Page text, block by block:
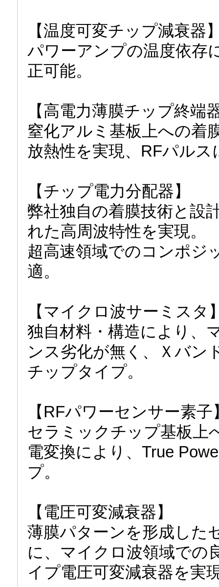
【温度可変チップ減衰器
パワーアンプの温度依存
正可能。
【高電力薄膜チップ終端
窒化アルミ基板上への着
放熱性を実現、RFパル
【チップ電力分配器】
弊社独自の着膜技術と設
れた高周波特性を実現。
超高速領域でのコンポジ
適。
【マイクロ波サーミスタ
独自材料・構造により、
ンス劣化が無く、Ｘバン
チップタイプ。
【RFパワーセンサー素子
セラミックチップ基板上
電変換により、True
プ。
【電圧可変減衰器】
薄膜パターンを形成した
に、マイクロ波領域での
イプ電圧可変減衰器を実